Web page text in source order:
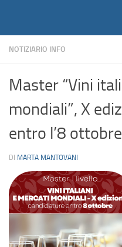
NOTIZIARIO INFO
Master “Vini
mondiali”, X
entro l’8
DI MARTA MANTOVANI